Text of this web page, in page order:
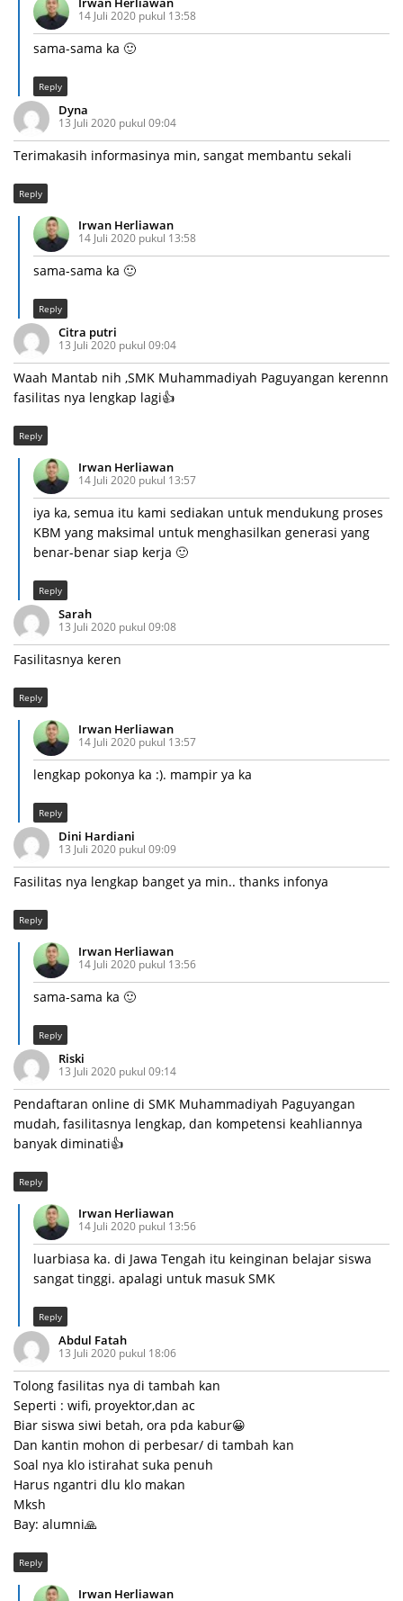
14 Juli 2020 pukul 13:58
sama-sama ka 🙂
Reply
Dyna
13 Juli 2020 pukul 09:04
Terimakasih informasinya min, sangat membantu sekali
Reply
Irwan Herliawan
14 Juli 2020 pukul 13:58
sama-sama ka 🙂
Reply
Citra putri
13 Juli 2020 pukul 09:04
Waah Mantab nih ,SMK Muhammadiyah Paguyangan kerennn
fasilitas nya lengkap lagi👍
Reply
Irwan Herliawan
14 Juli 2020 pukul 13:57
iya ka, semua itu kami sediakan untuk mendukung proses
KBM yang maksimal untuk menghasilkan generasi yang
benar-benar siap kerja 🙂
Reply
Sarah
13 Juli 2020 pukul 09:08
Fasilitasnya keren
Reply
Irwan Herliawan
14 Juli 2020 pukul 13:57
lengkap pokonya ka :). mampir ya ka
Reply
Dini Hardiani
13 Juli 2020 pukul 09:09
Fasilitas nya lengkap banget ya min.. thanks infonya
Reply
Irwan Herliawan
14 Juli 2020 pukul 13:56
sama-sama ka 🙂
Reply
Riski
13 Juli 2020 pukul 09:14
Pendaftaran online di SMK Muhammadiyah Paguyangan
mudah, fasilitasnya lengkap, dan kompetensi keahliannya
banyak diminati👍
Reply
Irwan Herliawan
14 Juli 2020 pukul 13:56
luarbiasa ka. di Jawa Tengah itu keinginan belajar siswa
sangat tinggi. apalagi untuk masuk SMK
Reply
Abdul Fatah
13 Juli 2020 pukul 18:06
Tolong fasilitas nya di tambah kan
Seperti : wifi, proyektor,dan ac
Biar siswa siwi betah, ora pda kabur😀
Dan kantin mohon di perbesar/ di tambah kan
Soal nya klo istirahat suka penuh
Harus ngantri dlu klo makan
Mksh
Bay: alumni🙏
Reply
Irwan Herliawan